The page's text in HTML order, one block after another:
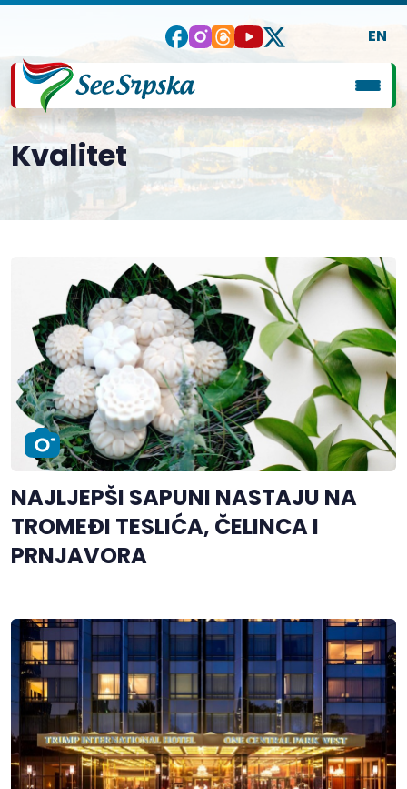
EN
Kvalitet
NAJLJEPŠI SAPUNI NASTAJU NA
TROMEĐI TESLIĆA, ČELINCA I
PRNJAVORA